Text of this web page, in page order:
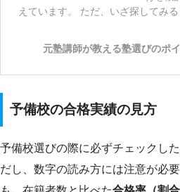
予備校の合格実績の見方
予備校選びの際に必ずチェックし
だし、数字の読み方には注意が必